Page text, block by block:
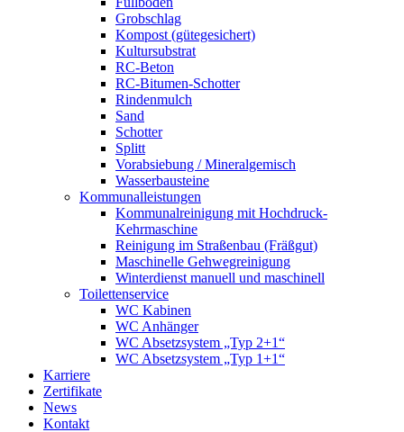
Grobschlag
Kompost (gütegesichert)
Kultursubstrat
RC-Beton
RC-Bitumen-Schotter
Rindenmulch
Sand
Schotter
Splitt
Vorabsiebung / Mineralgemisch
Wasserbausteine
Kommunalleistungen
Kommunalreinigung mit Hochdruck-
Kehrmaschine
Reinigung im Straßenbau (Fräßgut)
Maschinelle Gehwegreinigung
Winterdienst manuell und maschinell
Toilettenservice
WC Kabinen
WC Anhänger
WC Absetzsystem „Typ 2+1“
WC Absetzsystem „Typ 1+1“
Karriere
Zertifikate
News
Kontakt